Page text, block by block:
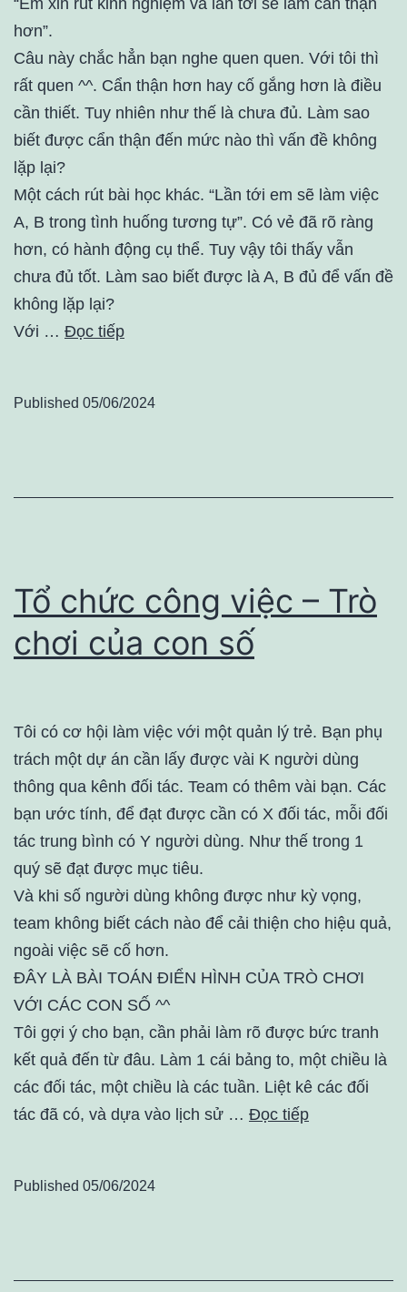
“Em xin rút kinh nghiệm và lần tới sẽ làm cẩn thận
hơn”.
Câu này chắc hẳn bạn nghe quen quen. Với tôi thì
rất quen ^^. Cẩn thận hơn hay cố gắng hơn là điều
cần thiết. Tuy nhiên như thế là chưa đủ. Làm sao
biết được cẩn thận đến mức nào thì vấn đề không
lặp lại?
Một cách rút bài học khác. “Lần tới em sẽ làm việc
A, B trong tình huống tương tự”. Có vẻ đã rõ ràng
hơn, có hành động cụ thể. Tuy vậy tôi thấy vẫn
chưa đủ tốt. Làm sao biết được là A, B đủ để vấn đề
không lặp lại?
Với … Đọc tiếp
Published 05/06/2024
Tổ chức công việc – Trò
chơi của con số
Tôi có cơ hội làm việc với một quản lý trẻ. Bạn phụ
trách một dự án cần lấy được vài K người dùng
thông qua kênh đối tác. Team có thêm vài bạn. Các
bạn ước tính, để đạt được cần có X đối tác, mỗi đối
tác trung bình có Y người dùng. Như thế trong 1
quý sẽ đạt được mục tiêu.
Và khi số người dùng không được như kỳ vọng,
team không biết cách nào để cải thiện cho hiệu quả,
ngoài việc sẽ cố hơn.
ĐÂY LÀ BÀI TOÁN ĐIỂN HÌNH CỦA TRÒ CHƠI
VỚI CÁC CON SỐ ^^
Tôi gợi ý cho bạn, cần phải làm rõ được bức tranh
kết quả đến từ đâu. Làm 1 cái bảng to, một chiều là
các đối tác, một chiều là các tuần. Liệt kê các đối
tác đã có, và dựa vào lịch sử … Đọc tiếp
Published 05/06/2024